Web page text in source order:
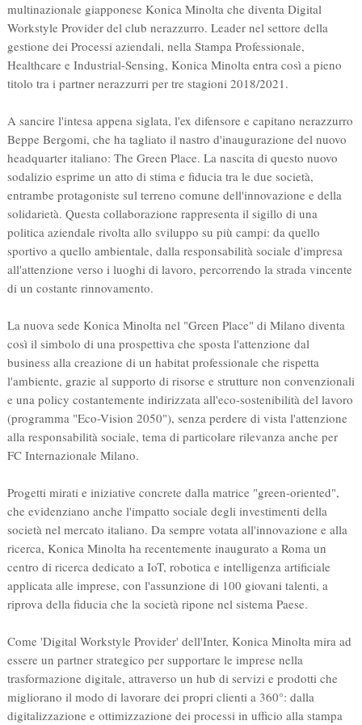
multinazionale giapponese Konica Minolta che diventa Digital
Workstyle Provider del club nerazzurro. Leader nel settore della
gestione dei Processi aziendali, nella Stampa Professionale,
Healthcare e Industrial-Sensing, Konica Minolta entra così a pieno
titolo tra i partner nerazzurri per tre stagioni 2018/2021.
A sancire l'intesa appena siglata, l'ex difensore e capitano nerazzurro
Beppe Bergomi, che ha tagliato il nastro d'inaugurazione del nuovo
headquarter italiano: The Green Place. La nascita di questo nuovo
sodalizio esprime un atto di stima e fiducia tra le due società,
entrambe protagoniste sul terreno comune dell'innovazione e della
solidarietà. Questa collaborazione rappresenta il sigillo di una
politica aziendale rivolta allo sviluppo su più campi: da quello
sportivo a quello ambientale, dalla responsabilità sociale d'impresa
all'attenzione verso i luoghi di lavoro, percorrendo la strada vincente
di un costante rinnovamento.
La nuova sede Konica Minolta nel "Green Place" di Milano diventa
così il simbolo di una prospettiva che sposta l'attenzione dal
business alla creazione di un habitat professionale che rispetta
l'ambiente, grazie al supporto di risorse e strutture non convenzionali
e una policy costantemente indirizzata all'eco-sostenibilità del lavoro
(programma "Eco-Vision 2050"), senza perdere di vista l'attenzione
alla responsabilità sociale, tema di particolare rilevanza anche per
FC Internazionale Milano.
Progetti mirati e iniziative concrete dalla matrice "green-oriented",
che evidenziano anche l'impatto sociale degli investimenti della
società nel mercato italiano. Da sempre votata all'innovazione e alla
ricerca, Konica Minolta ha recentemente inaugurato a Roma un
centro di ricerca dedicato a IoT, robotica e intelligenza artificiale
applicata alle imprese, con l'assunzione di 100 giovani talenti, a
riprova della fiducia che la società ripone nel sistema Paese.
Come 'Digital Workstyle Provider' dell'Inter, Konica Minolta mira ad
essere un partner strategico per supportare le imprese nella
trasformazione digitale, attraverso un hub di servizi e prodotti che
migliorano il modo di lavorare dei propri clienti a 360°: dalla
digitalizzazione e ottimizzazione dei processi in ufficio alla stampa